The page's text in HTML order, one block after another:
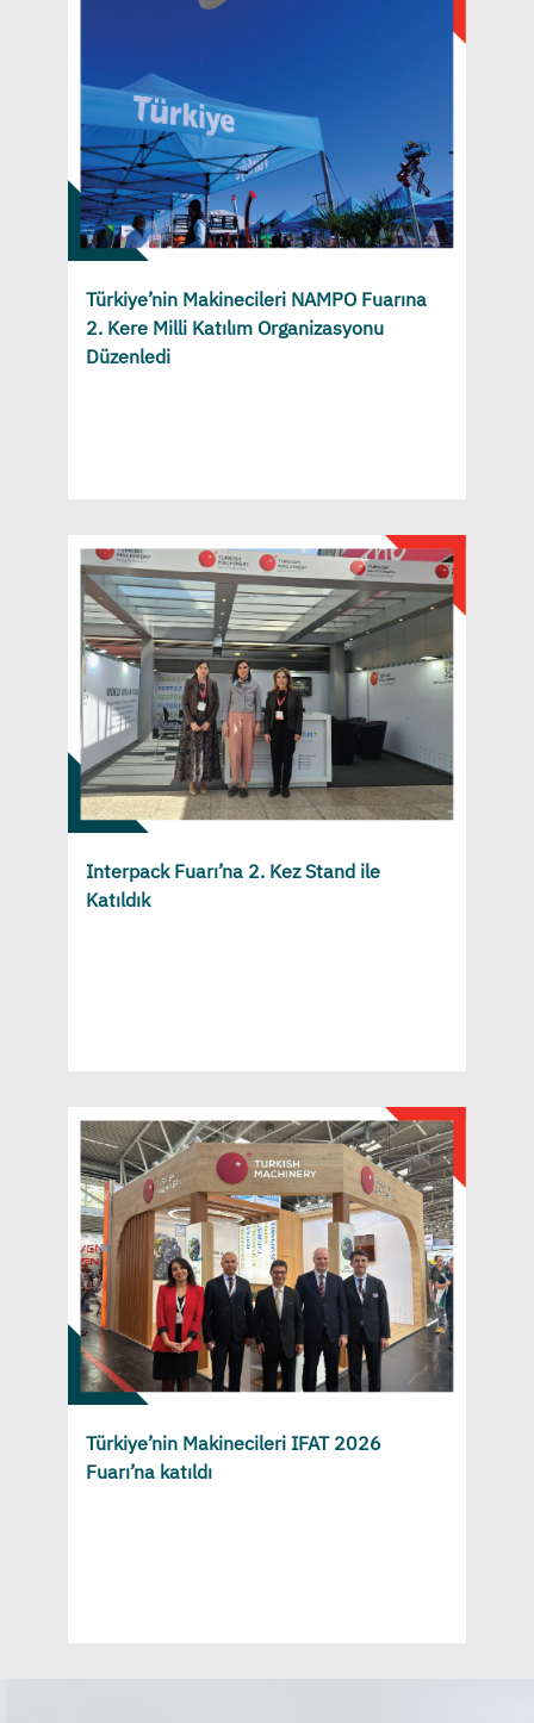
Türkiye’nin Makinecileri NAMPO Fuarına
2. Kere Milli Katılım Organizasyonu
Düzenledi
Interpack Fuarı’na 2. Kez Stand ile
Katıldık
Türkiye’nin Makinecileri IFAT 2026
Fuarı’na katıldı